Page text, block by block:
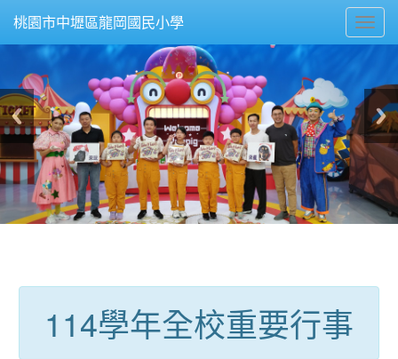
桃園市中壢區龍岡國民小學
114學年全校重要行事